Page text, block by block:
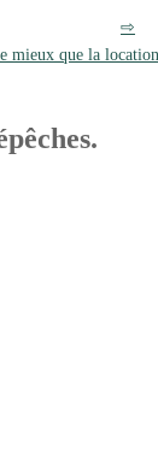
mieux que la